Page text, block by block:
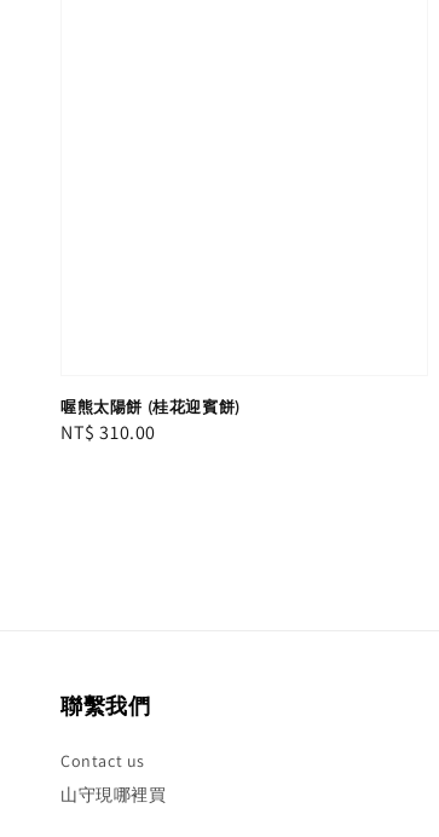
喔熊太陽餅 (桂花迎賓餅)
Regular
NT$ 310.00
聯繫我們
Contact us
山守現哪裡買